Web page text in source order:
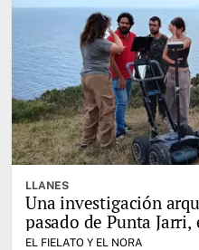
LLANES
Una investigación
pasado de Punta Jarri,
EL FIELATO Y EL NORA